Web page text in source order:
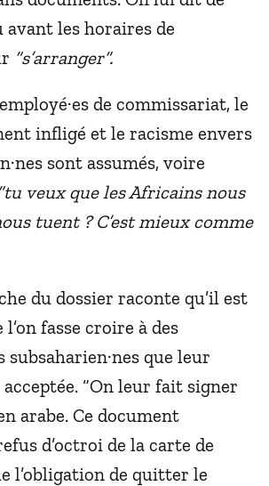
les horaires de
“s’arranger”.
de commissariat, le
infligé et le racisme envers
sont assumés, voire
“tu veux que les Africains nous
tuent ? C’est mieux comme
du dossier raconte qu’il est
fasse croire à des
subsaharien·nes que leur
acceptée. “On leur fait signer
arabe. Ce document
d’octroi de la carte de
l’obligation de quitter le